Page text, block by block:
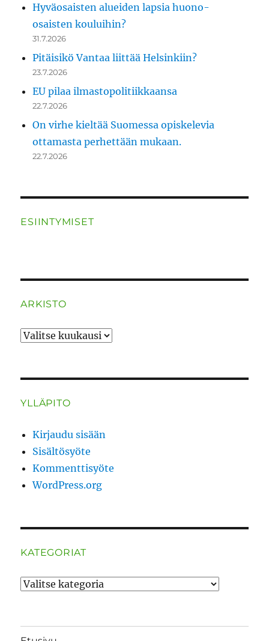
Hyväosaisten alueiden lapsia huono-
osaisten kouluihin?
31.7.2026
Pitäisikö Vantaa liittää Helsinkiin?
23.7.2026
EU pilaa ilmastopolitiikkaansa
22.7.2026
On virhe kieltää Suomessa opiskelevia
ottamasta perhettään mukaan.
22.7.2026
ESIINTYMISET
ARKISTO
ARKISTO
YLLÄPITO
Kirjaudu sisään
Sisältösyöte
Kommenttisyöte
WordPress.org
KATEGORIAT
Kategoriat